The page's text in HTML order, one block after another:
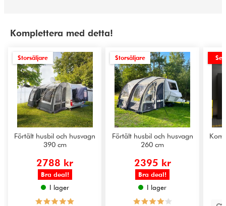
Komplettera med detta!
Storsäljare
Förtält husbil och husvagn
390 cm
2788 kr
Bra deal!
I lager
Storsäljare
Förtält husbil och husvagn
260 cm
2395 kr
Bra deal!
I lager
Se